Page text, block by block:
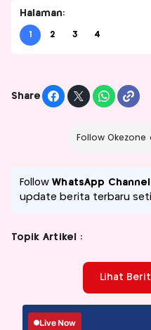
Halaman:
1 2 3 4
Share
Follow
FollowWhatsApp
update berita terbaru
Topik Artikel :
Lihat
Live Now